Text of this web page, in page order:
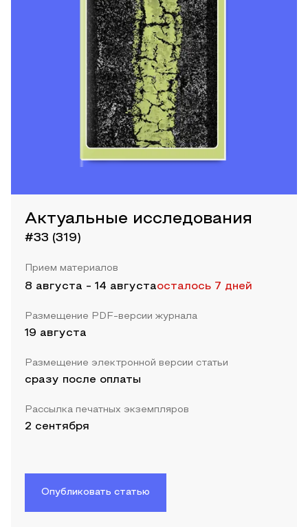
Актуальные исследования
#33 (319)
Прием материалов
8 августа - 14 августаосталось 7 дней
Размещение PDF-версии журнала
19 августа
Размещение электронной версии статьи
сразу после оплаты
Рассылка печатных экземпляров
2 сентября
Опубликовать статью